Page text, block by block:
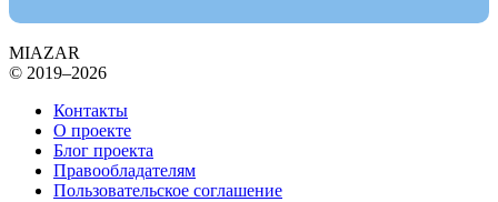
MIAZAR
© 2019–2026
Контакты
О проекте
Блог проекта
Правообладателям
Пользовательское соглашение